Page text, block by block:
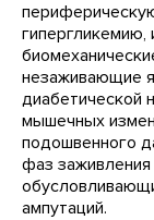
незаживающие
диабетической
мышечных
подошвенного
фаз
ампутаций.